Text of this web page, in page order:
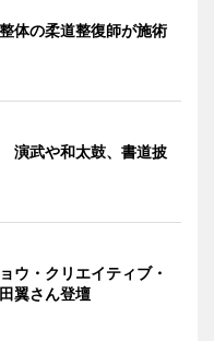
体の柔道整復師が施術
演武や和太鼓、書道披
ウ・クリエイティブ・
翼さん登壇